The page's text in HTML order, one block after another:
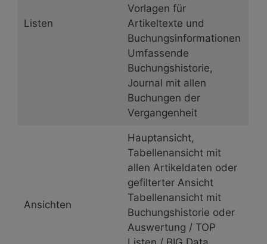
Listen
Vorlagen für
Artikeltexte und
Buchungsinformationen
Umfassende
Buchungshistorie,
Journal mit allen
Buchungen der
Vergangenheit
Ansichten
Hauptansicht,
Tabellenansicht mit
allen Artikeldaten oder
gefilterter Ansicht
Tabellenansicht mit
Buchungshistorie oder
Auswertung / TOP